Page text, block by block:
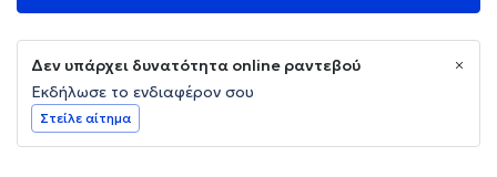
Δεν υπάρχει δυνατότητα online ραντεβού
Εκδήλωσε το ενδιαφέρον σου
Στείλε αίτημα